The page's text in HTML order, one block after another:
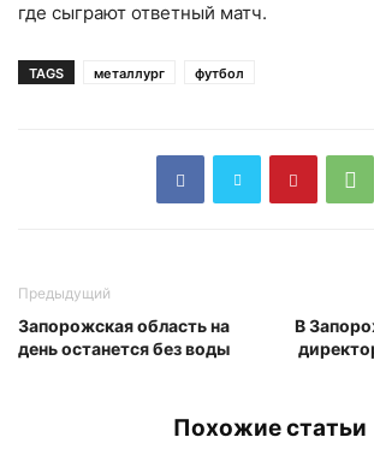
где сыграют ответный матч.
TAGS металлург футбол
Предыдущий
Запорожская область на
день останется без воды
В
Похожие статьи